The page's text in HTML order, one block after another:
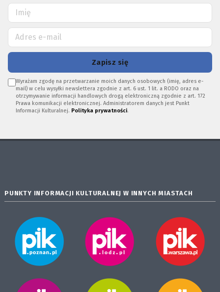
Zapisz się
Wyrażam zgodę na przetwarzanie moich danych osobowych (imię, adres e-
mail) w celu wysyłki newslettera zgodnie z art. 6 ust. 1 lit. a RODO oraz na
otrzymywanie informacji handlowych drogą elektroniczną zgodnie z art. 172
Prawa komunikacji elektronicznej. Administratorem danych jest Punkt
Informacji Kulturalnej. Polityka prywatności.
PUNKTY INFORMACJI KULTURALNEJ W INNYCH MIASTACH